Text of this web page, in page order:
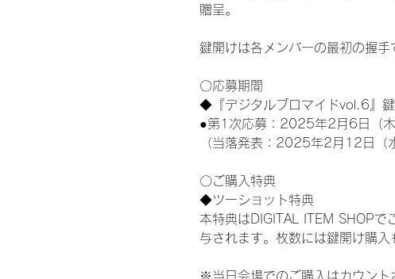
贈呈。
鍵開けは各メンバーの最初の握
〇応募期間
◆『デジタルブロマイドvol.6』
●第1次応募：2025年2月6日（
（当落発表：2025年2月12日（
〇ご購入特典
◆ツーショット特典
本特典はDIGITAL ITEM SHOPで
与されます。枚数には鍵開け購入
※当日会場でのご購入はカウント